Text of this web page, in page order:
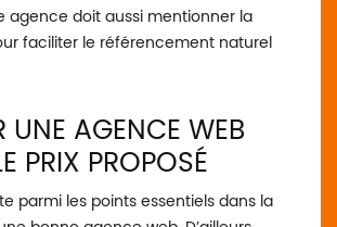
agence doit aussi mentionner la
faciliter le référencement naturel
UNE AGENCE WEB
PRIX PROPOSÉ
parmi les points essentiels dans la